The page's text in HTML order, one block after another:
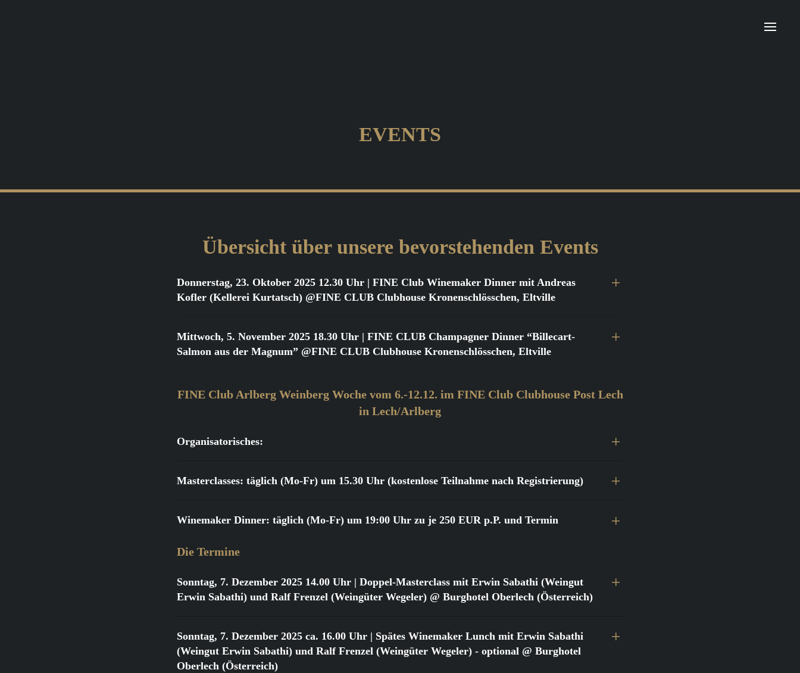
EVENTS
Übersicht über unsere bevorstehenden Events
Donnerstag, 23. Oktober 2025 12.30 Uhr | FINE Club Winemaker Dinner mit Andreas
Kofler (Kellerei Kurtatsch) @FINE CLUB Clubhouse Kronenschlösschen, Eltville
Mittwoch, 5. November 2025 18.30 Uhr | FINE CLUB Champagner Dinner “Billecart-
Salmon aus der Magnum” @FINE CLUB Clubhouse Kronenschlösschen, Eltville
FINE Club Arlberg Weinberg Woche vom 6.-12.12. im FINE Club Clubhouse Post Lech
in Lech/Arlberg
Organisatorisches:
Masterclasses: täglich (Mo-Fr) um 15.30 Uhr (kostenlose Teilnahme nach Registrierung)
Winemaker Dinner: täglich (Mo-Fr) um 19:00 Uhr zu je 250 EUR p.P. und Termin
Die Termine
Sonntag, 7. Dezember 2025 14.00 Uhr | Doppel-Masterclass mit Erwin Sabathi (Weingut
Erwin Sabathi) und Ralf Frenzel (Weingüter Wegeler) @ Burghotel Oberlech (Österreich)
Sonntag, 7. Dezember 2025 ca. 16.00 Uhr | Spätes Winemaker Lunch mit Erwin Sabathi
(Weingut Erwin Sabathi) und Ralf Frenzel (Weingüter Wegeler) - optional @ Burghotel
Oberlech (Österreich)